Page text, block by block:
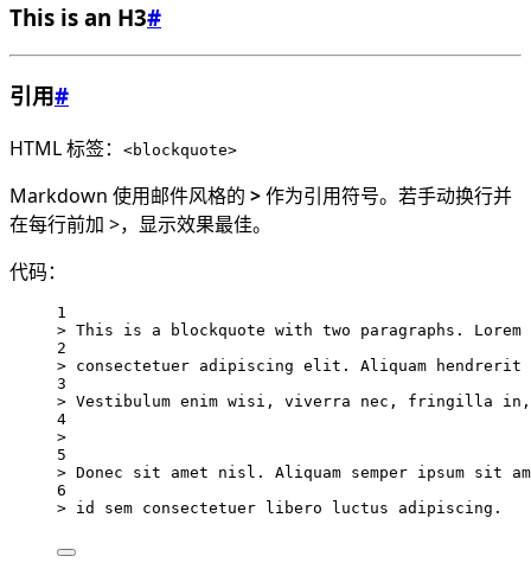
This is an H3#
引用#
HTML 标签： <blockquote>
Markdown 使用邮件风格的 >作为引用符号。若手动换行并
在每行前加 >，显示效果最佳。
代码：
1
> This is a blockquote with two paragraphs.
2
> consectetuer adipiscing elit. Aliquam hendrerit
3
> Vestibulum enim wisi, viverra nec, fringilla
4
>
5
> Donec sit amet nisl. Aliquam semper ipsum sit
6
> id sem consectetuer libero luctus adipiscing.